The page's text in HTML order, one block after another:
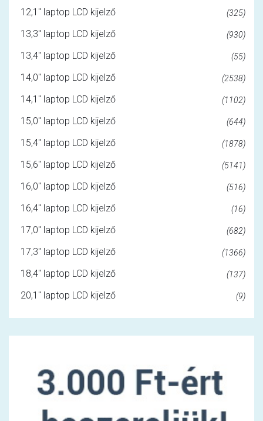
12,1" laptop LCD kijelző (325)
13,3" laptop LCD kijelző (930)
13,4" laptop LCD kijelző (55)
14,0" laptop LCD kijelző (2538)
14,1" laptop LCD kijelző (1102)
15,0" laptop LCD kijelző (644)
15,4" laptop LCD kijelző (1878)
15,6" laptop LCD kijelző (5141)
16,0" laptop LCD kijelző (516)
16,4" laptop LCD kijelző (16)
17,0" laptop LCD kijelző (682)
17,3" laptop LCD kijelző (1366)
18,4" laptop LCD kijelző (137)
20,1" laptop LCD kijelző (9)